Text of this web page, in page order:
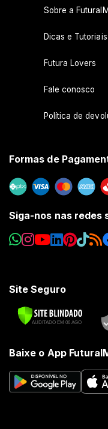
Sobre a FuturaIM
Dicas e Tutoriais
Futura Lovers
Fale conosco
Política de
Formas de
Siga-nos nas redes
Site Seguro
Baixe o App